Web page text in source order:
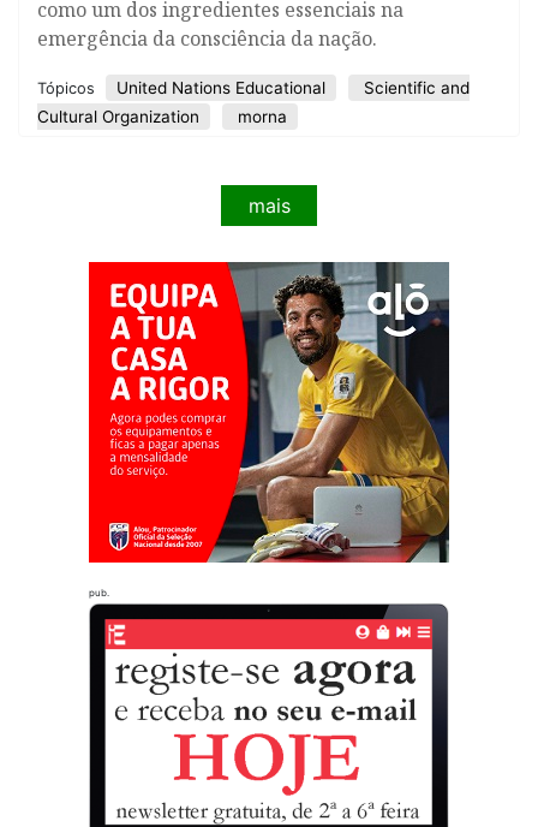
como um dos ingredientes essenciais na
emergência da consciência da nação.
Tópicos United Nations Educational
Scientific and
Cultural Organization
morna
mais
pub.